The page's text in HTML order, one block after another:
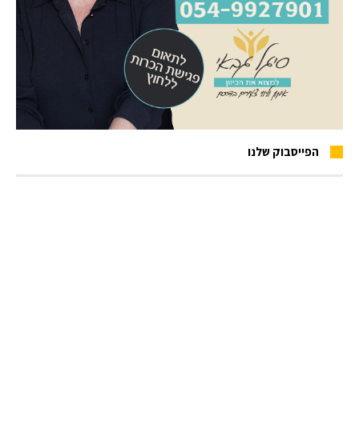
הפייסבוק שלנו